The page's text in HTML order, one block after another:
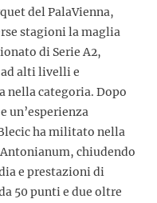
del PalaVienna,
stagioni la maglia
di Serie A2,
alti livelli e
nella categoria. Dopo
un’esperienza
ha militato nella
chiudendo
e prestazioni di
50 punti e due oltre